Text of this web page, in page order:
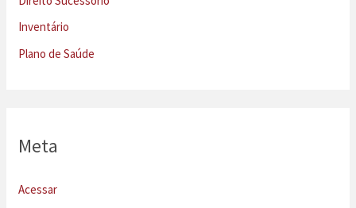
Inventário
Plano de Saúde
Meta
Acessar